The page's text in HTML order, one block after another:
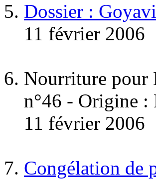
Dossier :
11 février 2006
Nourriture pour
n°46 - Origine :
11 février 2006
Congélation de